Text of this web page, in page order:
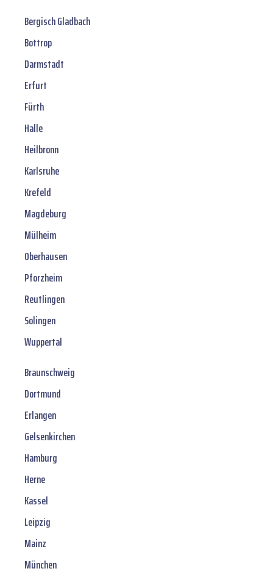
Bergisch Gladbach
Bottrop
Darmstadt
Erfurt
Fürth
Halle
Heilbronn
Karlsruhe
Krefeld
Magdeburg
Mülheim
Oberhausen
Pforzheim
Reutlingen
Solingen
Wuppertal
Braunschweig
Dortmund
Erlangen
Gelsenkirchen
Hamburg
Herne
Kassel
Leipzig
Mainz
München